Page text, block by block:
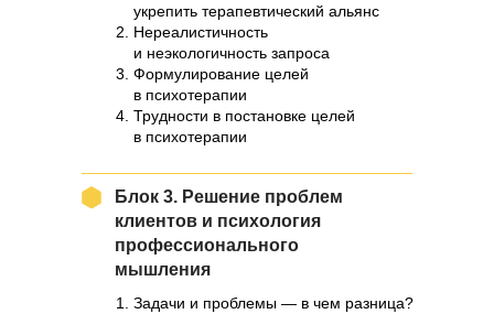
Блок 3. Решение проблем
клиентов и психология
профессионального
мышления
укрепить терапевтический альянс
Нереалистичность
и неэкологичность запроса
Формулирование целей
в психотерапии
Трудности в постановке целей
в психотерапии
Задачи и проблемы — в чем разница?